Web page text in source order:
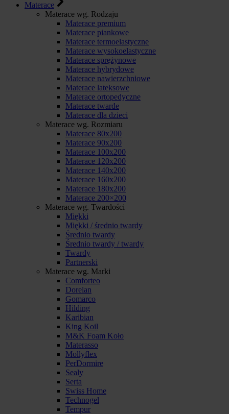
Materace
Materace wg. Rodzaju
Materace premium
Materace piankowe
Materace termoelastyczne
Materace wysokoelastyczne
Materace sprężynowe
Materace hybrydowe
Materace nawierzchniowe
Materace lateksowe
Materace ortopedyczne
Materace twarde
Materace dla dzieci
Materace wg. Rozmiaru
Materace 80x200
Materace 90x200
Materace 100x200
Materace 120x200
Materace 140x200
Materace 160x200
Materace 180x200
Materace 200×200
Materace wg. Twardości
Miękki
Miękki / średnio twardy
Średnio twardy
Średnio twardy / twardy
Twardy
Partnerski
Materace wg. Marki
Comforteo
Dorelan
Gomarco
Hilding
Karibian
King Koil
M&K Foam Koło
Materasso
Mollyflex
PerDormire
Sealy
Serta
Swiss Home
Technogel
Tempur